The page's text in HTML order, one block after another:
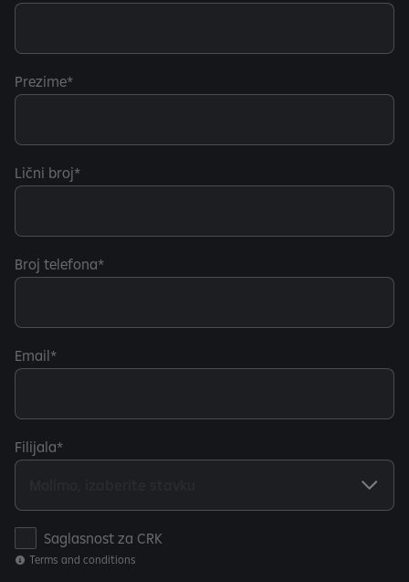
Prezime
Lični broj
Broj telefona
Email
Filijala
e
Saglasnost za CRK
Terms and conditions